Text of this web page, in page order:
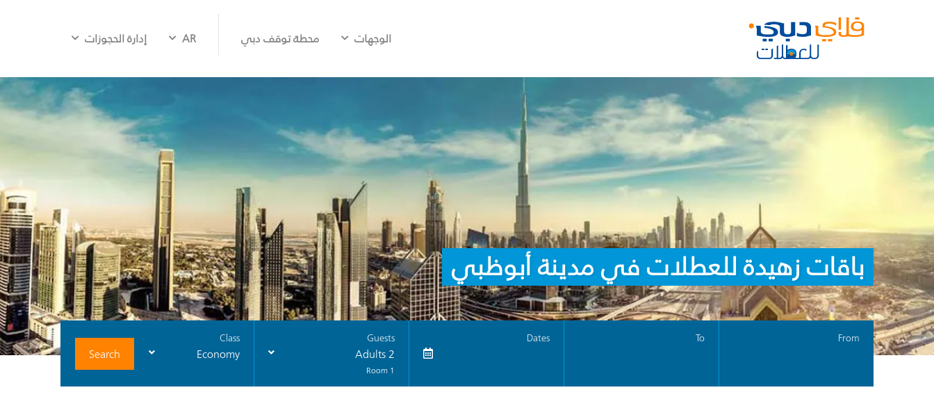
الوجهات محطة توقف دبي AR إدارة الحجوزات
باقات زهيدة للعطلات في مدينة أبوظبي
From
To
Dates
Guests
2 Adults
1 Room
Class
Economy
Search